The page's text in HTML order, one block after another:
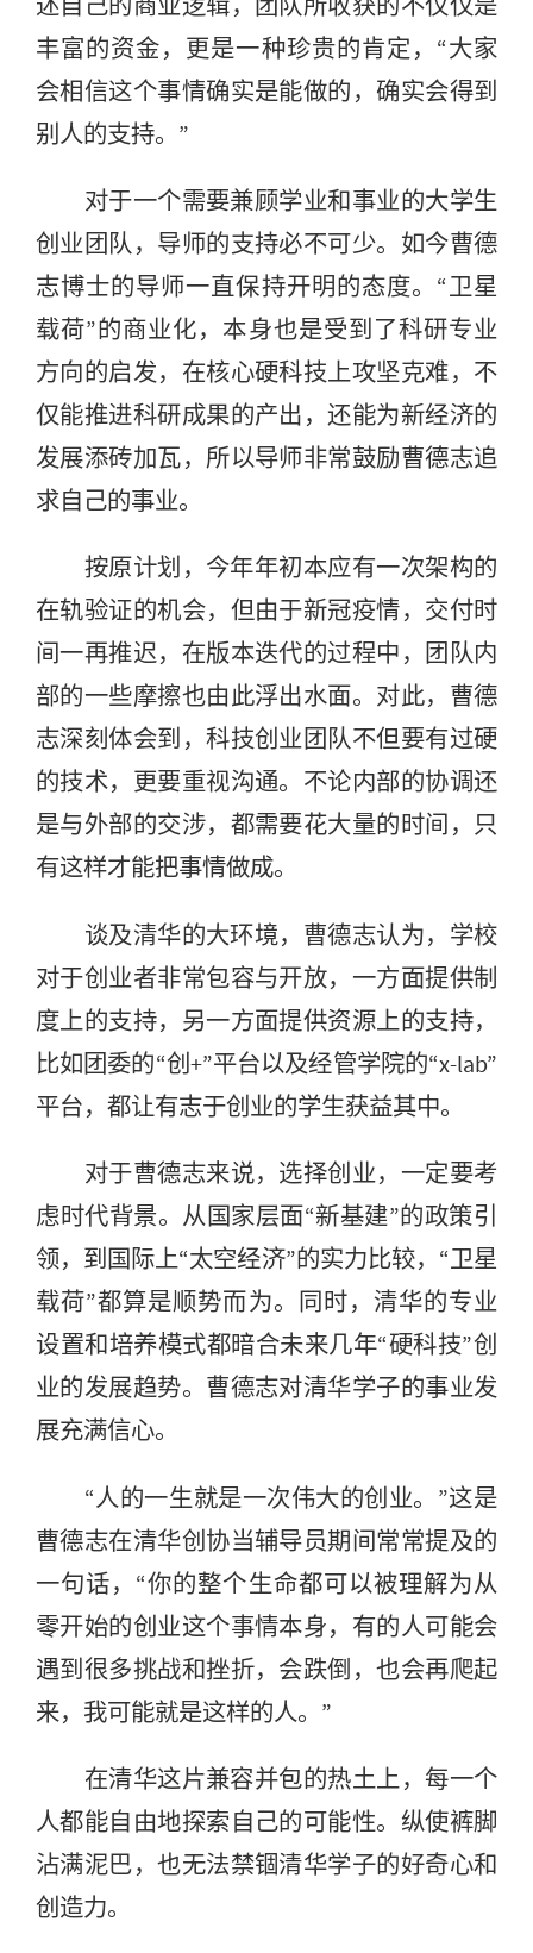
丰富的资金，更是一种珍贵的肯定，“大家
会相信这个事情确实是能做的，确实会得到
别人的支持。”
对于一个需要兼顾学业和事业的大学生
创业团队，导师的支持必不可少。如今曹德
志博士的导师一直保持开明的态度。“卫星
载荷”的商业化，本身也是受到了科研专业
方向的启发，在核心硬科技上攻坚克难，不
仅能推进科研成果的产出，还能为新经济的
发展添砖加瓦，所以导师非常鼓励曹德志追
求自己的事业。
按原计划，今年年初本应有一次架构的
在轨验证的机会，但由于新冠疫情，交付时
间一再推迟，在版本迭代的过程中，团队内
部的一些摩擦也由此浮出水面。对此，曹德
志深刻体会到，科技创业团队不但要有过硬
的技术，更要重视沟通。不论内部的协调还
是与外部的交涉，都需要花大量的时间，只
有这样才能把事情做成。
谈及清华的大环境，曹德志认为，学校
对于创业者非常包容与开放，一方面提供制
度上的支持，另一方面提供资源上的支持，
比如团委的“创+”平台以及经管学院的“x-lab”
平台，都让有志于创业的学生获益其中。
对于曹德志来说，选择创业，一定要考
虑时代背景。从国家层面“新基建”的政策引
领，到国际上“太空经济”的实力比较，“卫星
载荷”都算是顺势而为。同时，清华的专业
设置和培养模式都暗合未来几年“硬科技”创
业的发展趋势。曹德志对清华学子的事业发
展充满信心。
“人的一生就是一次伟大的创业。”这是
曹德志在清华创协当辅导员期间常常提及的
一句话，“你的整个生命都可以被理解为从
零开始的创业这个事情本身，有的人可能会
遇到很多挑战和挫折，会跌倒，也会再爬起
来，我可能就是这样的人。”
在清华这片兼容并包的热土上，每一个
人都能自由地探索自己的可能性。纵使裤脚
沾满泥巴，也无法禁锢清华学子的好奇心和
创造力。